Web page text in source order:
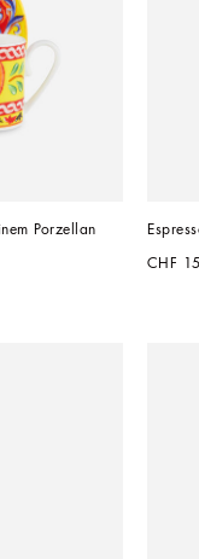
Porzellan
CHF